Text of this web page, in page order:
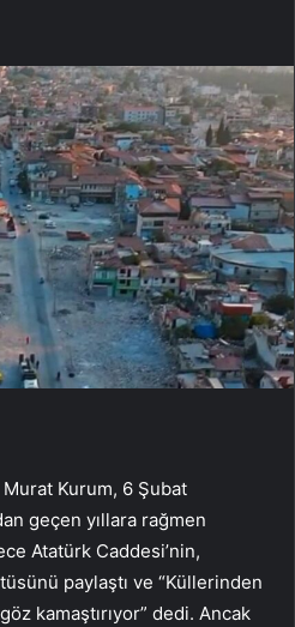
Kurum, 6 Şubat
geçen yıllara rağmen
Atatürk Caddesi’nin,
paylaştı ve “Küllerinden
kamaştırıyor” dedi. Ancak